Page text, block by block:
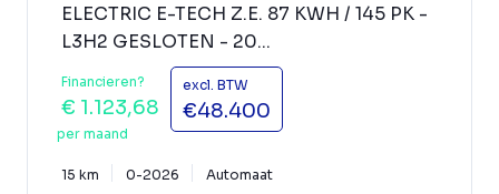
ELECTRIC E-TECH Z.E. 87 KWH / 145 PK -
L3H2 GESLOTEN - 20...
Financieren?
€ 1.123,68
per maand
excl. BTW
€48.400
15 km 0-2026 Automaat